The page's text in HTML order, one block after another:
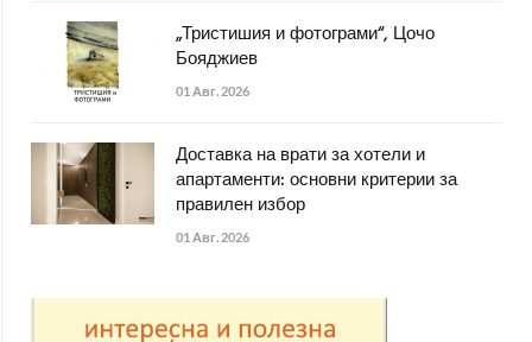
„Тристишия и фотограми“, Цочо
Бояджиев
01 Авг. 2026
Доставка на врати за хотели и
апартаменти: основни критерии за
правилен избор
01 Авг. 2026